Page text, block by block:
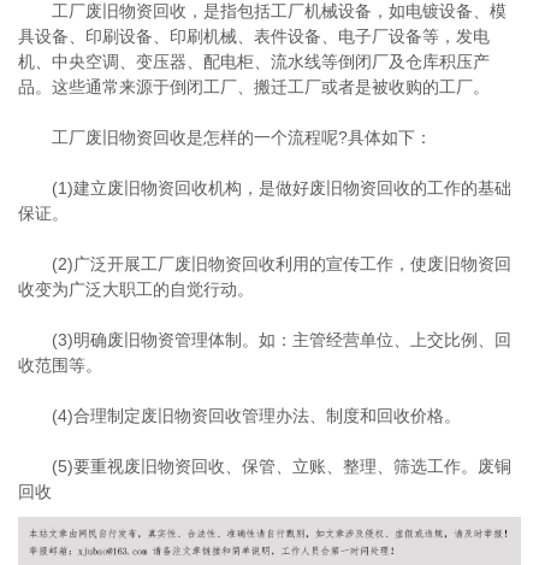
工厂废旧物资回收，是指包括工厂机械设备，如电镀设备、模
具设备、印刷设备、印刷机械、表件设备、电子厂设备等，发电
机、中央空调、变压器、配电柜、流水线等倒闭厂及仓库积压产
品。这些通常来源于倒闭工厂、搬迁工厂或者是被收购的工厂。
工厂废旧物资回收是怎样的一个流程呢?具体如下：
(1)建立废旧物资回收机构，是做好废旧物资回收的工作的基础
保证。
(2)广泛开展工厂废旧物资回收利用的宣传工作，使废旧物资回
收变为广泛大职工的自觉行动。
(3)明确废旧物资管理体制。如：主管经营单位、上交比例、回
收范围等。
(4)合理制定废旧物资回收管理办法、制度和回收价格。
(5)要重视废旧物资回收、保管、立账、整理、筛选工作。废铜
回收